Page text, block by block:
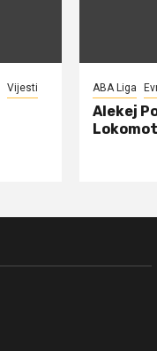
Vijesti ABA Liga
Alekej